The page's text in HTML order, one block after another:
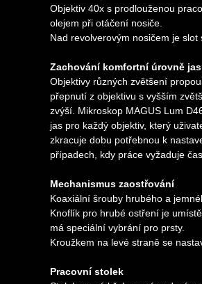
Objektiv 40x s prodlouženou
olejem při otáčení nosiče.
Nad revolverovým nosičem je slot
Zachování komfortní úrovně
Objektivy různých zvětšení
přepnutí z objektivu s vyšším
zvýší. Mikroskop MAGUS Lum
jas pro každý objektiv, který
zkracuje dobu potřebnou k
případech, kdy práce vyžaduje
Mechanismus zaostřování
Koaxiální šrouby hrubého a
Knoflík pro hrubé ostření je
má speciální vybrání pro prsty.
Kroužkem na levé straně se
Pracovní stolek